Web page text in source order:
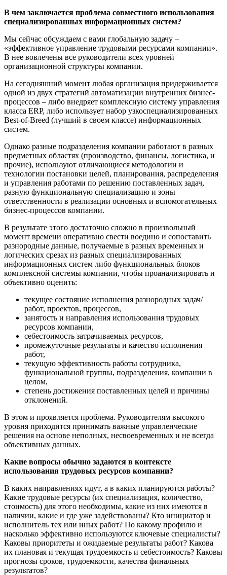
В чем заключается проблема совместного использования
специализированных информационных систем?
Мы сейчас обсуждаем с вами глобальную задачу –
«эффективное управление трудовыми ресурсами компании».
В нее вовлечены все руководители всех уровней
организационной структуры компании.
На сегодняшний момент любая организация придерживается
одной из двух стратегий автоматизации внутренних бизнес-
процессов – либо внедряет комплексную систему управления
класса ERP, либо использует набор узкоспециализированных
Best-of-Breed (лучший в своем классе) информационных
систем.
Однако разные подразделения компании работают в разных
предметных областях (производство, финансы, логистика, и
прочие), используют отличающиеся методологии и
технологии постановки целей, планирования, распределения
и управления работами по решению поставленных задач,
разную функциональную специализацию и зоны
ответственности в реализации основных и вспомогательных
бизнес-процессов компании.
В результате этого достаточно сложно в произвольный
момент времени оперативно свести воедино и сопоставить
разнородные данные, получаемые в разных временных и
логических срезах из разных специализированных
информационных систем либо функциональных блоков
комплексной системы компании, чтобы проанализировать и
объективно оценить:
текущее состояние исполнения разнородных задач/
работ, проектов, процессов,
занятость и направления использования трудовых
ресурсов компании,
себестоимость затрачиваемых ресурсов,
промежуточные результаты и качество исполнения
работ,
текущую эффективность работы сотрудника,
функциональной группы, подразделения, компании в
целом,
степень достижения поставленных целей и причины
отклонений.
В этом и проявляется проблема. Руководителям высокого
уровня приходится принимать важные управленческие
решения на основе неполных, несвоевременных и не всегда
объективных данных.
Какие вопросы обычно задаются в контексте
использования трудовых ресурсов компании?
В каких направлениях идут, а в каких планируются работы?
Какие трудовые ресурсы (их специализация, количество,
стоимость) для этого необходимы, какие из них имеются в
наличии, какие и где уже задействованы? Кто инициатор и
исполнитель тех или иных работ? По какому профилю и
насколько эффективно используются ключевые специалисты?
Каковы приоритеты и ожидаемые результаты работ? Какова
их плановая и текущая трудоемкость и себестоимость? Каковы
прогнозы сроков, трудоемкости, качества финальных
результатов?